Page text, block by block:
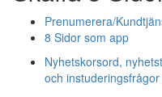
Prenumerera/
8 Sidor som app
Nyhetskorsord,
och